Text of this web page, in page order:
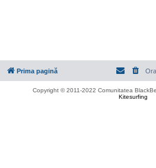
Prima pagină
Copyright © 2011-2022 Comunitatea
Kitesurfing